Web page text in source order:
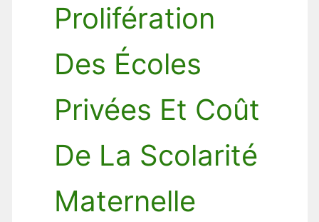
Prolifération
Des Écoles
Privées Et Coût
De La Scolarité
Maternelle